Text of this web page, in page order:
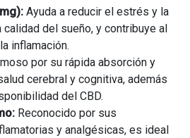
Ayuda a reducir el estrés y la
del sueño, y contribuye al
inflamación.
por su rápida absorción y
cerebral y cognitiva, además
del CBD.
Reconocido por sus
y analgésicas, es ideal